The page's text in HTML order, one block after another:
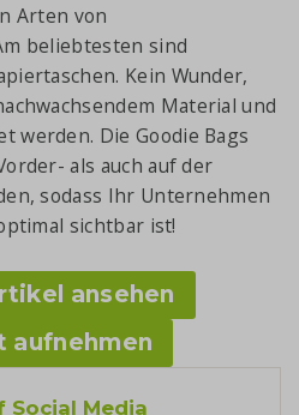
Arten von
beliebtesten sind
Kein Wunder,
Material und
werden. Die Goodie Bags
als auch auf der
sodass Ihr Unternehmen
sichtbar ist!
ansehen
aufnehmen
Social Media